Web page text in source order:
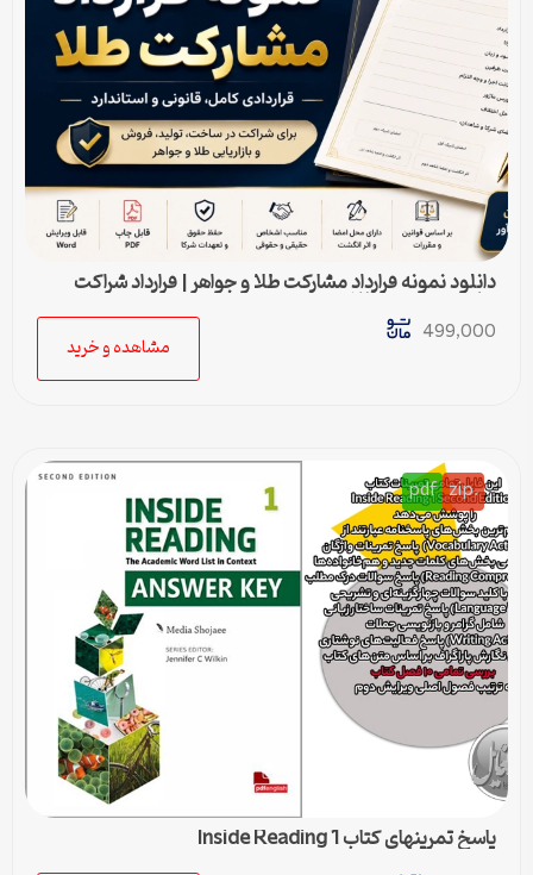
دانلود نمونه قرارداد مشارکت طلا و جواهر | قرارداد شراکت
ساخت و فروش طلا
499,000
مشاهده و خرید
.zip
pdf
پاسخ تمرینهای کتاب Inside Reading 1